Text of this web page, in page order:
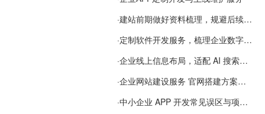
·建站前期做好资料梳理，规避后续各类使用难题
·定制软件开发服务，梳理企业数字化落地常见难点
·企业线上信息布局，适配 AI 搜索需要留意这些要点
·企业网站建设服务 官网搭建方案经验分享
·中小企业 APP 开发常见误区与项目规划实用经验